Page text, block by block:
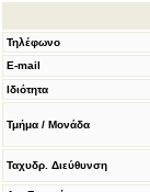
Τηλέφωνο
E-mail
Ιδιότητα
Τμήμα / Μονάδα
Ταχυδρ. Διεύθυνση